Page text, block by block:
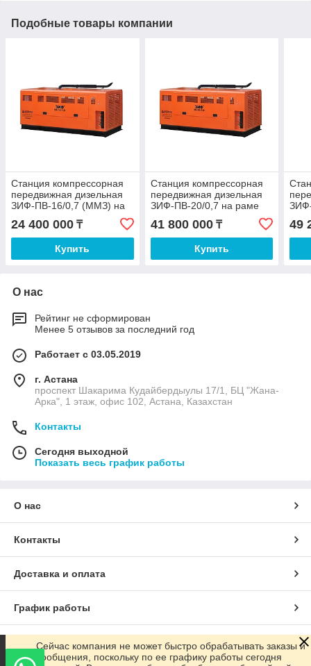
Подобные товары компании
Станция компрессорная
передвижная дизельная
ЗИФ-ПВ-16/0,7 (ММЗ) на
24 400 000 ₸
Купить
Станция компрессорная
передвижная дизельная
ЗИФ-ПВ-20/0,7 на раме
41 800 000₸
Купить
49
О нас
Рейтинг не сформирован
Менее 5 отзывов за последний год
Работает с 03.05.2019
г. Астана
проспект Шакарима Кудайбердыулы 17/1, БЦ "Жана-
Арка", 1 этаж, офис 102, Астана, Казахстан
Контакты
Сегодня выходной
Показать весь график работы
О нас
Контакты
Доставка и оплата
График работы
Полная версия сайта
Сейчас компания не может быстро обрабатывать заказы и
сообщения, поскольку по ее графику работы сегодня